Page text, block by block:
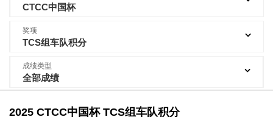
CTCC中国杯
奖项
TCS组车队积分
成绩类型
全部成绩
2025 CTCC中国杯 TCS组车队积分